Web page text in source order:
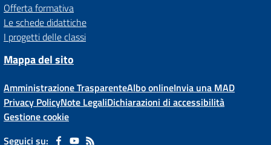
Offerta formativa
Le schede didattiche
I progetti delle classi
Mappa del sito
Amministrazione TrasparenteAlbo onlineInvia una MAD
Privacy PolicyNote LegaliDichiarazioni di accessibilità
Gestione cookie
Seguici su: